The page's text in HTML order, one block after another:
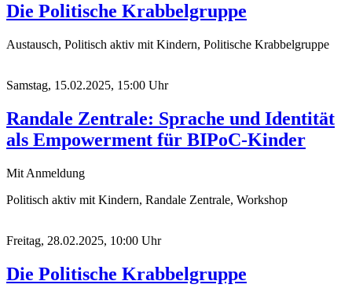
Die Politische Krabbelgruppe
Austausch, Politisch aktiv mit Kindern, Politische Krabbelgruppe
Samstag, 15.02.2025, 15:00 Uhr
Randale Zentrale: Sprache und Identität
als Empowerment für BIPoC-Kinder
Mit Anmeldung
Politisch aktiv mit Kindern, Randale Zentrale, Workshop
Freitag, 28.02.2025, 10:00 Uhr
Die Politische Krabbelgruppe